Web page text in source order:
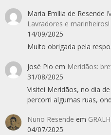
Maria Emília de Resende
Lavradores e marinheiros!
14/09/2025
Muito obrigada pela
José Pio em Meridãos:
31/08/2025
Visitei Meridãos, no dia
percorri algumas ruas,
Nuno Resende em
04/07/2025